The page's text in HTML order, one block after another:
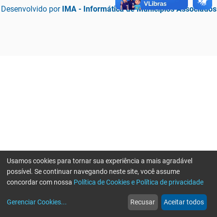
Desenvolvido por IMA - Informática de Municípios Associados
web
Notícias
more_horiz
Mais
Usamos cookies para tornar sua experiência a mais agradável
possível. Se continuar navegando neste site, você assume
concordar com nossa Política de Cookies e Política de privacidade
Gerenciar Cookies... Recusar Aceitar todos
Erro ao enviar informações, por favor tente novamente